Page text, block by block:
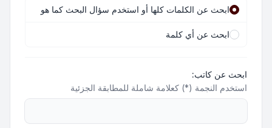
ابحث عن الكلمات كلها أو استخدم سؤال البحث كما هو
ابحث عن أي كلمة
ابحث عن كاتب:
استخدم النجمة (*) كعلامة شاملة للمطابقة الجزئية